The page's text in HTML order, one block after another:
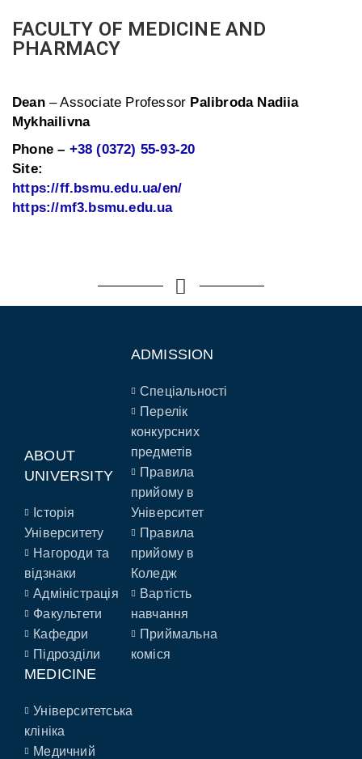
FACULTY OF MEDICINE AND
PHARMACY
Dean– Associate Professor Palibroda Nadiia
Mykhailivna
Phone – +38 (0372) 55-93-20
Site:
https://ff.bsmu.edu.ua/en/
https://mf3.bsmu.edu.ua
ABOUT
UNIVERSITY
Історія
Університету
Нагороди та
відзнаки
Адміністрація
Факультети
Кафедри
Підрозділи
ADMISSION
Спеціальності
Перелік
конкурсних
предметів
Правила
прийому в
Університет
Правила
прийому в
Коледж
Вартість
навчання
Приймальна
коміся
MEDICINE
Університетська
клініка
Медичний